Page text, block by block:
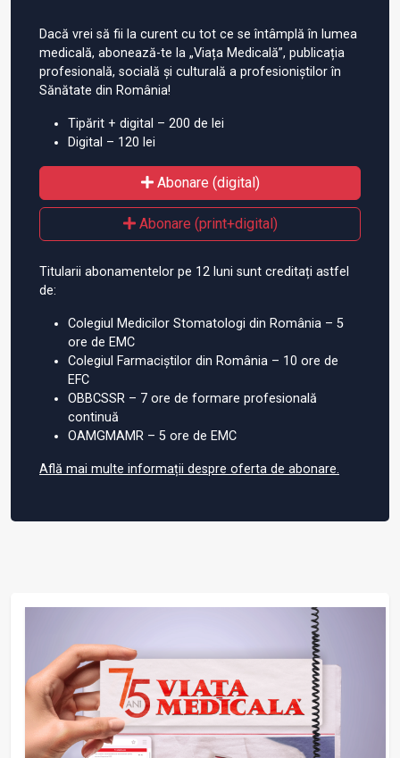
Dacă vrei să fii la curent cu tot ce se întâmplă în lumea
medicală, abonează-te la „Viața Medicală”, publicația
profesională, socială și culturală a profesioniștilor în
Sănătate din România!
Tipărit + digital – 200 de lei
Digital – 120 lei
Abonare (digital)
Abonare (print+digital)
Titularii abonamentelor pe 12 luni sunt creditați astfel
de:
Colegiul Medicilor Stomatologi din România – 5
ore de EMC
Colegiul Farmaciștilor din România – 10 ore de
EFC
OBBCSSR – 7 ore de formare profesională
continuă
OAMGMAMR – 5 ore de EMC
Află mai multe informații despre oferta de abonare.